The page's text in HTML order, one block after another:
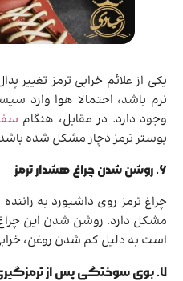
یکی از علائم خرابی ترمز تغییر
نرم باشد، احتمالا هوا وارد
وجود دارد. در مقابل، هنگام
بوستر ترمز دچار مشکل شده
۶. روشن شدن چراغ هشدار ترمز
چراغ ترمز روی داشبورد به
مشکل دارد. روشن شدن این چراغ
است به دلیل کم شدن روغن،
۷. بوی سوختگی پس از ترمزگیری